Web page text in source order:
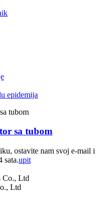
epidemija
sa tubom
ostavite nam svoj e-mail i
sata.upit
Co., Ltd
Ltd